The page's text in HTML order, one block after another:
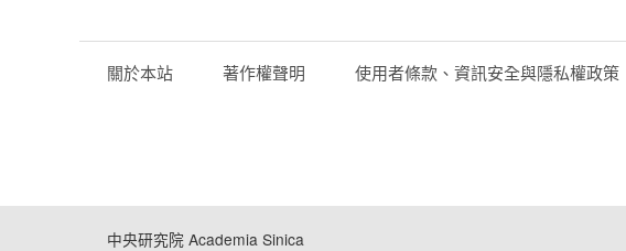
關於本站 著作權聲明 使用者條款、資訊安全與隱私權政策
中央研究院 Academia Sinica